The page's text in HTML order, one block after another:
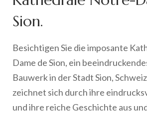
Sion.
Besichtigen Sie die imposante
Dame de Sion, ein
Bauwerk in der Stadt Sion,
zeichnet sich durch ihre
und ihre reiche Geschichte aus